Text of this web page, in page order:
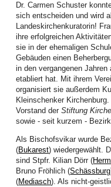
Galter (Neppendorf), Dietlinde
(Sächsisch Regen) gewählt.
(Hermannstadt) als
Mitglied zur Seite.
In der ersten Vorstandssitzung
Martina Melinda Zey als
neu“. Neue Wege liegen vor
sind bereit, sich mit ihren
einzubringen und Zukunft zu
Die Frauen boten auch
es eine Woche später mit dem
„Vom geschickten Umgang mit
Arbeitsgemeinschaft der
ausgebucht und erfordert
Kleidungsstücks viel
Geduld erfordert, erfuhren die
Dr. Carmen Schuster
sich entscheiden und wird
Landeskirchenkuratorin!
ihre erfolgreichen
sie in der ehemaligen
Gebäuden einen
in den vergangenen
etabliert hat. Mit ihrem
organisiert sie außerdem
Kleinschenker
Vorstand derStiftung
sowie - seit kurzem -
Als Bischofsvikar wurde
(Bukarest) wiedergewählt.
sind Stpfr. Kilian Dörr (
Bruno Fröhlich (Schässburg
(Mediasch). Als nicht-